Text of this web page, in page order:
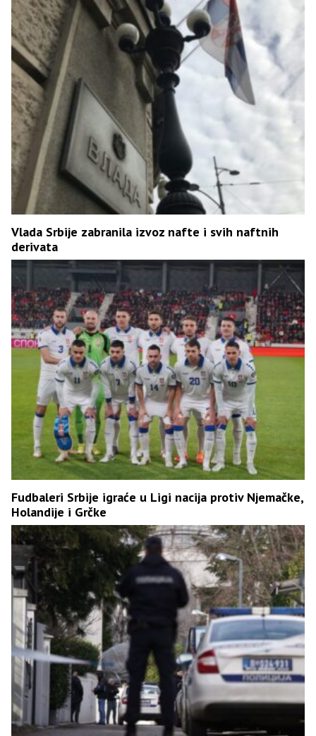
Vlada Srbije zabranila izvoz nafte i svih naftnih
derivata
Fudbaleri Srbije igraće u Ligi nacija protiv Njemačke,
Holandije i Grčke